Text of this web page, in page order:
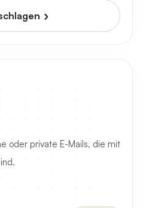
oder private E-Mails, die mit